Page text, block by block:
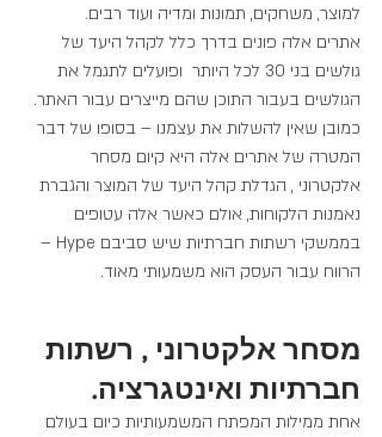
למוצר, משחקים, תמונות ומדיה ועוד רבים.
אתרים אלה פונים בדרך כלל לקהל היעד של
גולשים בני 30 לכל היותר  ופועלים לתגמל את
הגולשים בעבור התוכן שהם מייצרים עבור האתר.
כמובן שאין להשלות את עצמנו – בסופו של דבר
המטרה של אתרים אלה היא קיום מסחר
אלקטרוני , הגדלת קהל היעד של המוצר והגברת
נאמנות הלקוחות, אולם כאשר אלה עטופים
בממשקי רשתות חברתיות שיש סביבם Hype –
הרווח עבור העסק הוא משמעותי מאוד.
מסחר אלקטרוני , רשתות
חברתיות ואינטגרציה.
אחת ממילות המפתח המשמעותיות כיום בעולם